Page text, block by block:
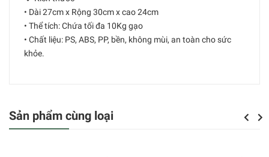
• Dài 27cm x Rộng 30cm x cao 24cm
• Thể tích: Chứa tối đa 10Kg gạo
• Chất liệu: PS, ABS, PP, bền, không mùi, an toàn cho sức
khỏe.
Sản phẩm cùng loại Previous
Next